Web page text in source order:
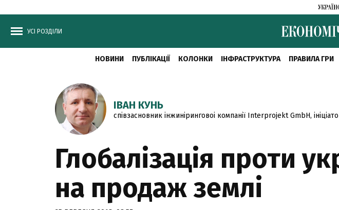
УСІ РОЗДІЛИ
НОВИНИ ПУБЛІКАЦІЇ КОЛОНКИ ІНФРАСТРУКТУРА ПРАВИЛА ГРИ
ІВАН КУНЬ
співзасновник інжиніринговоі компанії Interprojekt GmbH,
Глобалізація проти
на продаж землі